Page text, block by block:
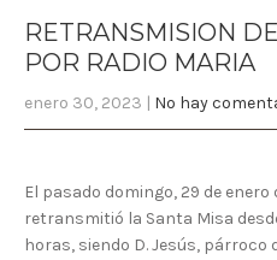
RETRANSMISION
POR RADIO MARIA
enero 30, 2023 | No hay
El pasado domingo, 29 de
retransmitió la Santa Misa
horas, siendo D. Jesús, párroco